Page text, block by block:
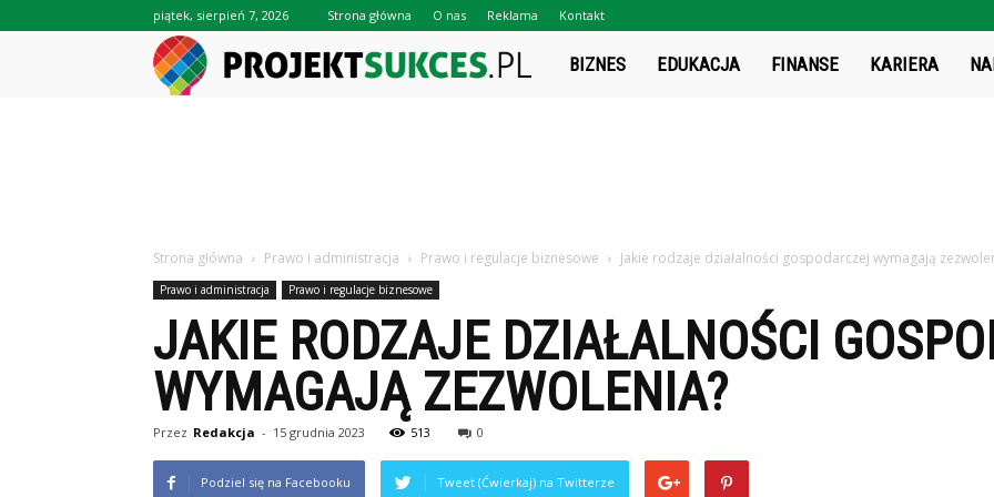
piątek, sierpień 7, 2026 Strona główna O nas Reklama Kontakt
Projektsukces.pl
BIZNES EDUKACJA FINANSE KARIERA
Strona główna Prawo i administracja Prawo i regulacje biznesowe Jakie rodzaje działalności gospodarczej wymagają
Prawo i administracja Prawo i regulacje biznesowe
JAKIE RODZAJE DZIAŁALNOŚCI
WYMAGAJĄ ZEZWOLENIA?
Przez Redakcja - 15 grudnia 2023 513 0
Podziel się na Facebooku Tweet (Ćwierkaj) na Twitterze